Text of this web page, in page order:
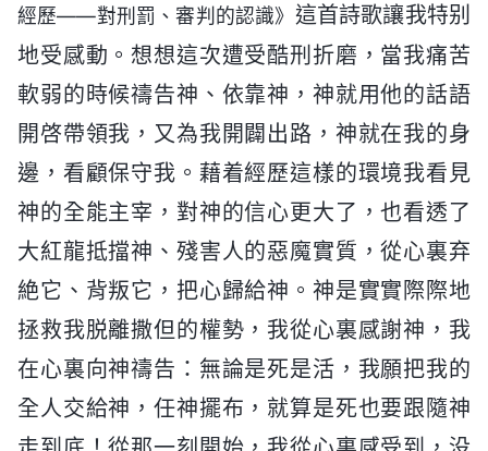
經歷——對刑罰、審判的認識》 這首詩歌讓我特别
地受感動。想想這次遭受酷刑折磨，當我痛苦
軟弱的時候禱告神、依靠神，神就用他的話語
開啓帶領我，又為我開闢出路，神就在我的身
邊，看顧保守我。藉着經歷這樣的環境我看見
神的全能主宰，對神的信心更大了，也看透了
大紅龍抵擋神、殘害人的惡魔實質，從心裏弃
絶它、背叛它，把心歸給神。神是實實際際地
拯救我脱離撒但的權勢，我從心裏感謝神，我
在心裏向神禱告：無論是死是活，我願把我的
全人交給神，任神擺布，就算是死也要跟隨神